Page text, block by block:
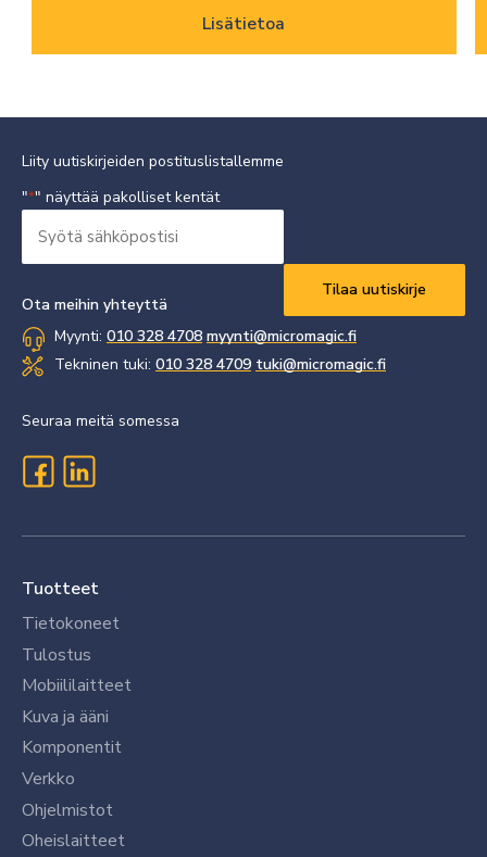
Lisätietoa
Liity uutiskirjeiden postituslistallemme
"*" näyttää pakolliset kentät
sähköpostisi
Ota meihin yhteyttä
Myynti: 010 328 4708 myynti@micromagic.fi
Tekninen tuki: 010 328 4709 tuki@micromagic.fi
Seuraa meitä somessa
Tuotteet
Tietokoneet
Tulostus
Mobiililaitteet
Kuva ja ääni
Komponentit
Verkko
Ohjelmistot
Oheislaitteet